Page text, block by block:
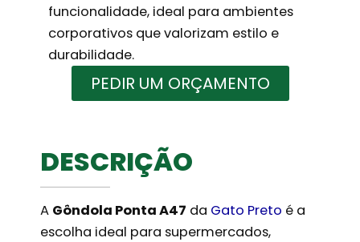
funcionalidade, ideal para ambientes
corporativos que valorizam estilo e
durabilidade.
PEDIR UM ORÇAMENTO
DESCRIÇÃO
A Gôndola Ponta A47 da Gato Preto é a
escolha ideal para supermercados,